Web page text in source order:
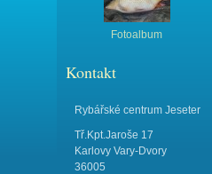
Fotoalbum
Kontakt
Rybářské centrum Jeseter
Tř.Kpt.Jaroše 17
Karlovy Vary-Dvory
36005